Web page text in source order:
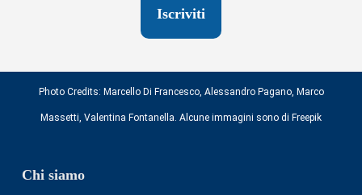
Photo Credits: Marcello Di Francesco, Alessandro Pagano, Marco
Massetti, Valentina Fontanella. Alcune immagini sono di Freepik
Chi siamo